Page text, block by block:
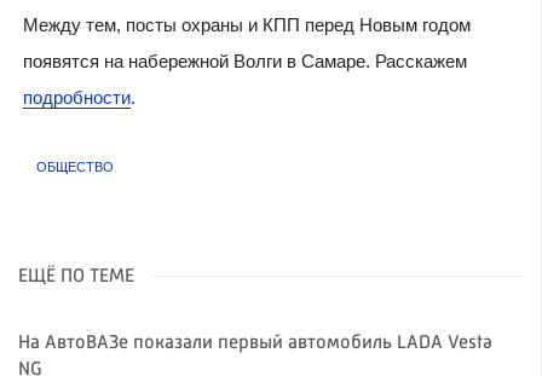
Между тем, посты охраны и КПП перед Новым годом
появятся на набережной Волги в Самаре. Расскажем
подробности.
ОБЩЕСТВО
ЕЩЁ ПО ТЕМЕ
На АвтоВАЗе показали первый автомобиль LADA Vesta
NG